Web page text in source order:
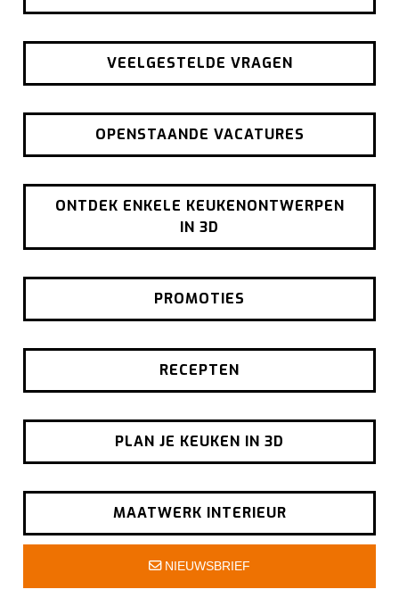
VEELGESTELDE VRAGEN
OPENSTAANDE VACATURES
ONTDEK ENKELE KEUKENONTWERPEN
IN 3D
PROMOTIES
RECEPTEN
PLAN JE KEUKEN IN 3D
MAATWERK INTERIEUR
NIEUWSBRIEF